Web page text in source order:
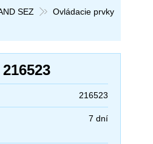
SEZ
Ovládacie prvky
216523
7 dní